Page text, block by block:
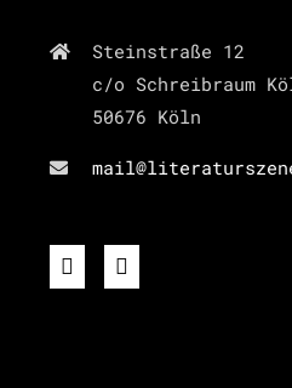
Steinstraße 12
c/o Schreibraum
50676 Köln